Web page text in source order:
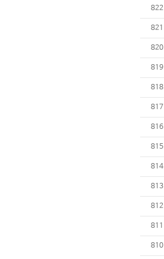
822
821
820
819
818
817
816
815
814
813
812
811
810